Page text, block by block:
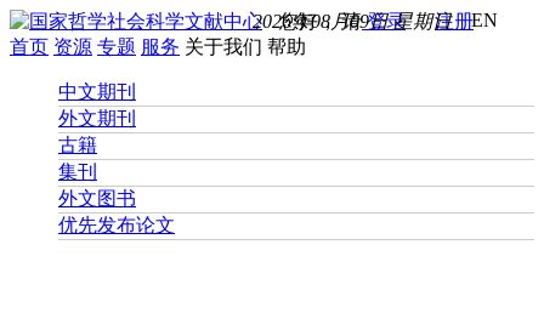
您好， 请登录 注册EN
2026年08月09日 星期日
首页 资源 专题 服务 关于我们 帮助
中文期刊
外文期刊
古籍
集刊
外文图书
优先发布论文